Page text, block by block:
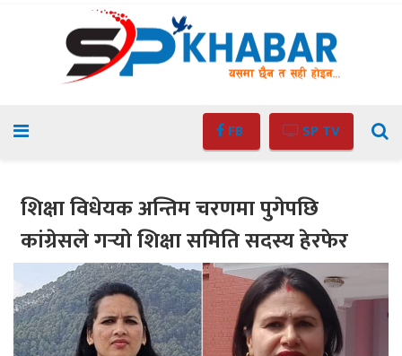
FB SP TV
शिक्षा विधेयक अन्तिम चरणमा पुगेपछि
कांग्रेसले गर्‍यो शिक्षा समिति सदस्य हेरफेर